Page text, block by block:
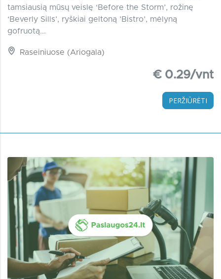
tamsiausią mūsų veislę ‘Before the Storm’, rožinę
‘Beverly Sills’, ryškiai geltoną ’Bistro’, mėlyną
gofruotą...
Raseiniuose (Ariogala)
€ 0.29/vnt
PERŽIŪRĖTI